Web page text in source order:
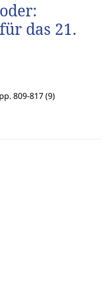
das 21.
pp. 809-817 (9)